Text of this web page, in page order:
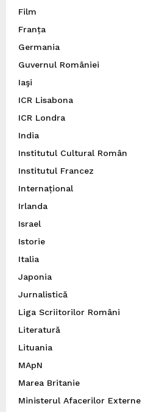
Film
Franța
Germania
Guvernul României
Iaşi
ICR Lisabona
ICR Londra
India
Institutul Cultural Român
Institutul Francez
Internațional
Irlanda
Israel
Istorie
Italia
Japonia
Jurnalistică
Liga Scriitorilor Români
Literatură
Lituania
MApN
Marea Britanie
Ministerul Afacerilor Externe